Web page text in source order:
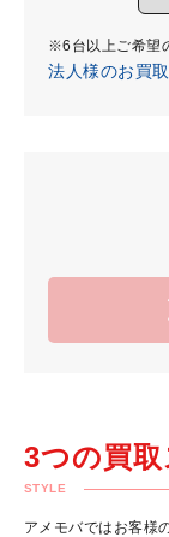
※6台以上ご希望
法人様のお買
3つの買
STYLE
アメモバではお客様